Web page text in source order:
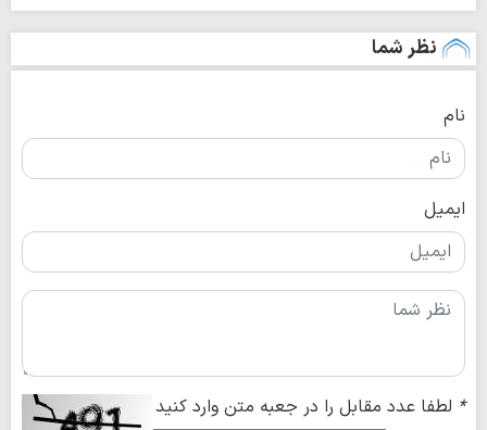
نظر شما
نام
ایمیل
* لطفا عدد مقابل را در جعبه متن وارد کنید